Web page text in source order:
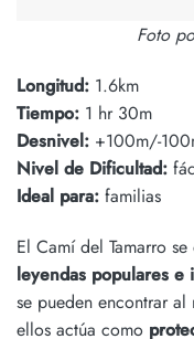
Foto
Longitud: 1.6km
Tiempo: 1 hr 30m
Desnivel: +100m/-
Nivel de Dificultad:
Ideal para: familias
El Camí del Tamarro
leyendas populares e
se pueden encontrar al
ellos actúa como